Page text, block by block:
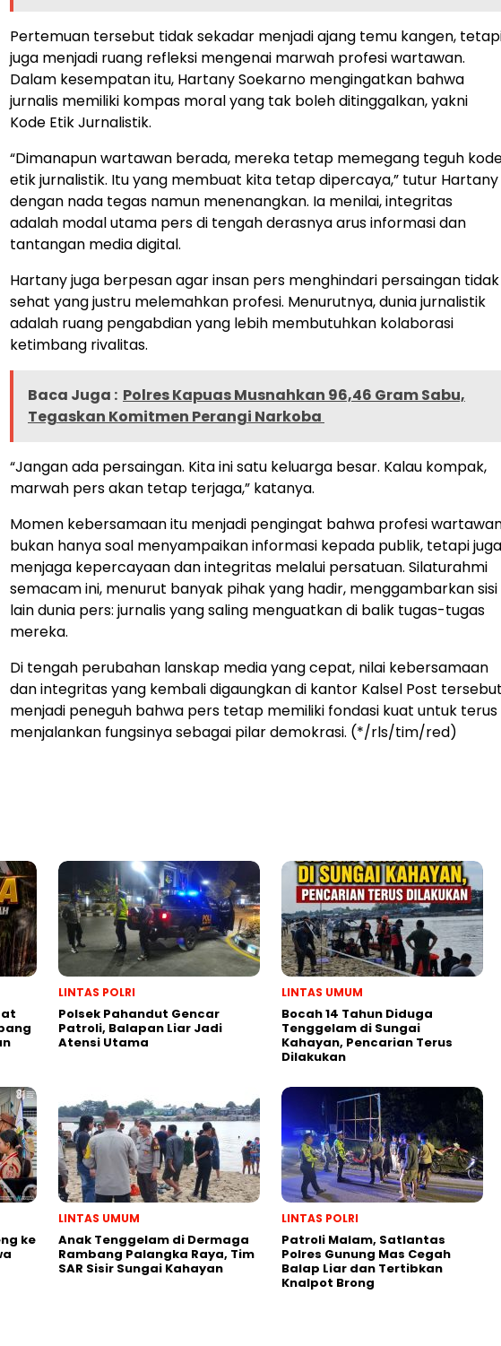
Pertemuan tersebut tidak sekadar menjadi ajang temu kangen,
juga menjadi ruang refleksi mengenai marwah profesi wartawan.
Dalam kesempatan itu, Hartany Soekarno mengingatkan bahwa
jurnalis memiliki kompas moral yang tak boleh ditinggalkan, yakni
Kode Etik Jurnalistik.
“Dimanapun wartawan berada, mereka tetap memegang teguh
etik jurnalistik. Itu yang membuat kita tetap dipercaya,” tutur Hartany
dengan nada tegas namun menenangkan. Ia menilai, integritas
adalah modal utama pers di tengah derasnya arus informasi dan
tantangan media digital.
Hartany juga berpesan agar insan pers menghindari persaingan tidak
sehat yang justru melemahkan profesi. Menurutnya, dunia jurnalistik
adalah ruang pengabdian yang lebih membutuhkan kolaborasi
ketimbang rivalitas.
Baca Juga : Polres Kapuas Musnahkan 96,46 Gram Sabu,
Tegaskan Komitmen Perangi Narkoba
“Jangan ada persaingan. Kita ini satu keluarga besar. Kalau kompak,
marwah pers akan tetap terjaga,” katanya.
Momen kebersamaan itu menjadi pengingat bahwa profesi
bukan hanya soal menyampaikan informasi kepada publik, tetapi juga
menjaga kepercayaan dan integritas melalui persatuan. Silaturahmi
semacam ini, menurut banyak pihak yang hadir, menggambarkan sisi
lain dunia pers: jurnalis yang saling menguatkan di balik tugas-tugas
mereka.
Di tengah perubahan lanskap media yang cepat, nilai kebersamaan
dan integritas yang kembali digaungkan di kantor Kalsel Post tersebut
menjadi peneguh bahwa pers tetap memiliki fondasi kuat untuk terus
menjalankan fungsinya sebagai pilar demokrasi. (*/rls/tim/red)
LINTAS POLRI
Polsek Pahandut Gencar
Patroli, Balapan Liar Jadi
Atensi Utama
LINTAS UMUM
Bocah 14 Tahun Diduga
Tenggelam di Sungai
Kahayan, Pencarian Terus
Dilakukan
ke
LINTAS UMUM
Anak Tenggelam di Dermaga
Rambang Palangka Raya, Tim
SAR Sisir Sungai Kahayan
LINTAS POLRI
Patroli Malam, Satlantas
Polres Gunung Mas Cegah
Balap Liar dan Tertibkan
Knalpot Brong